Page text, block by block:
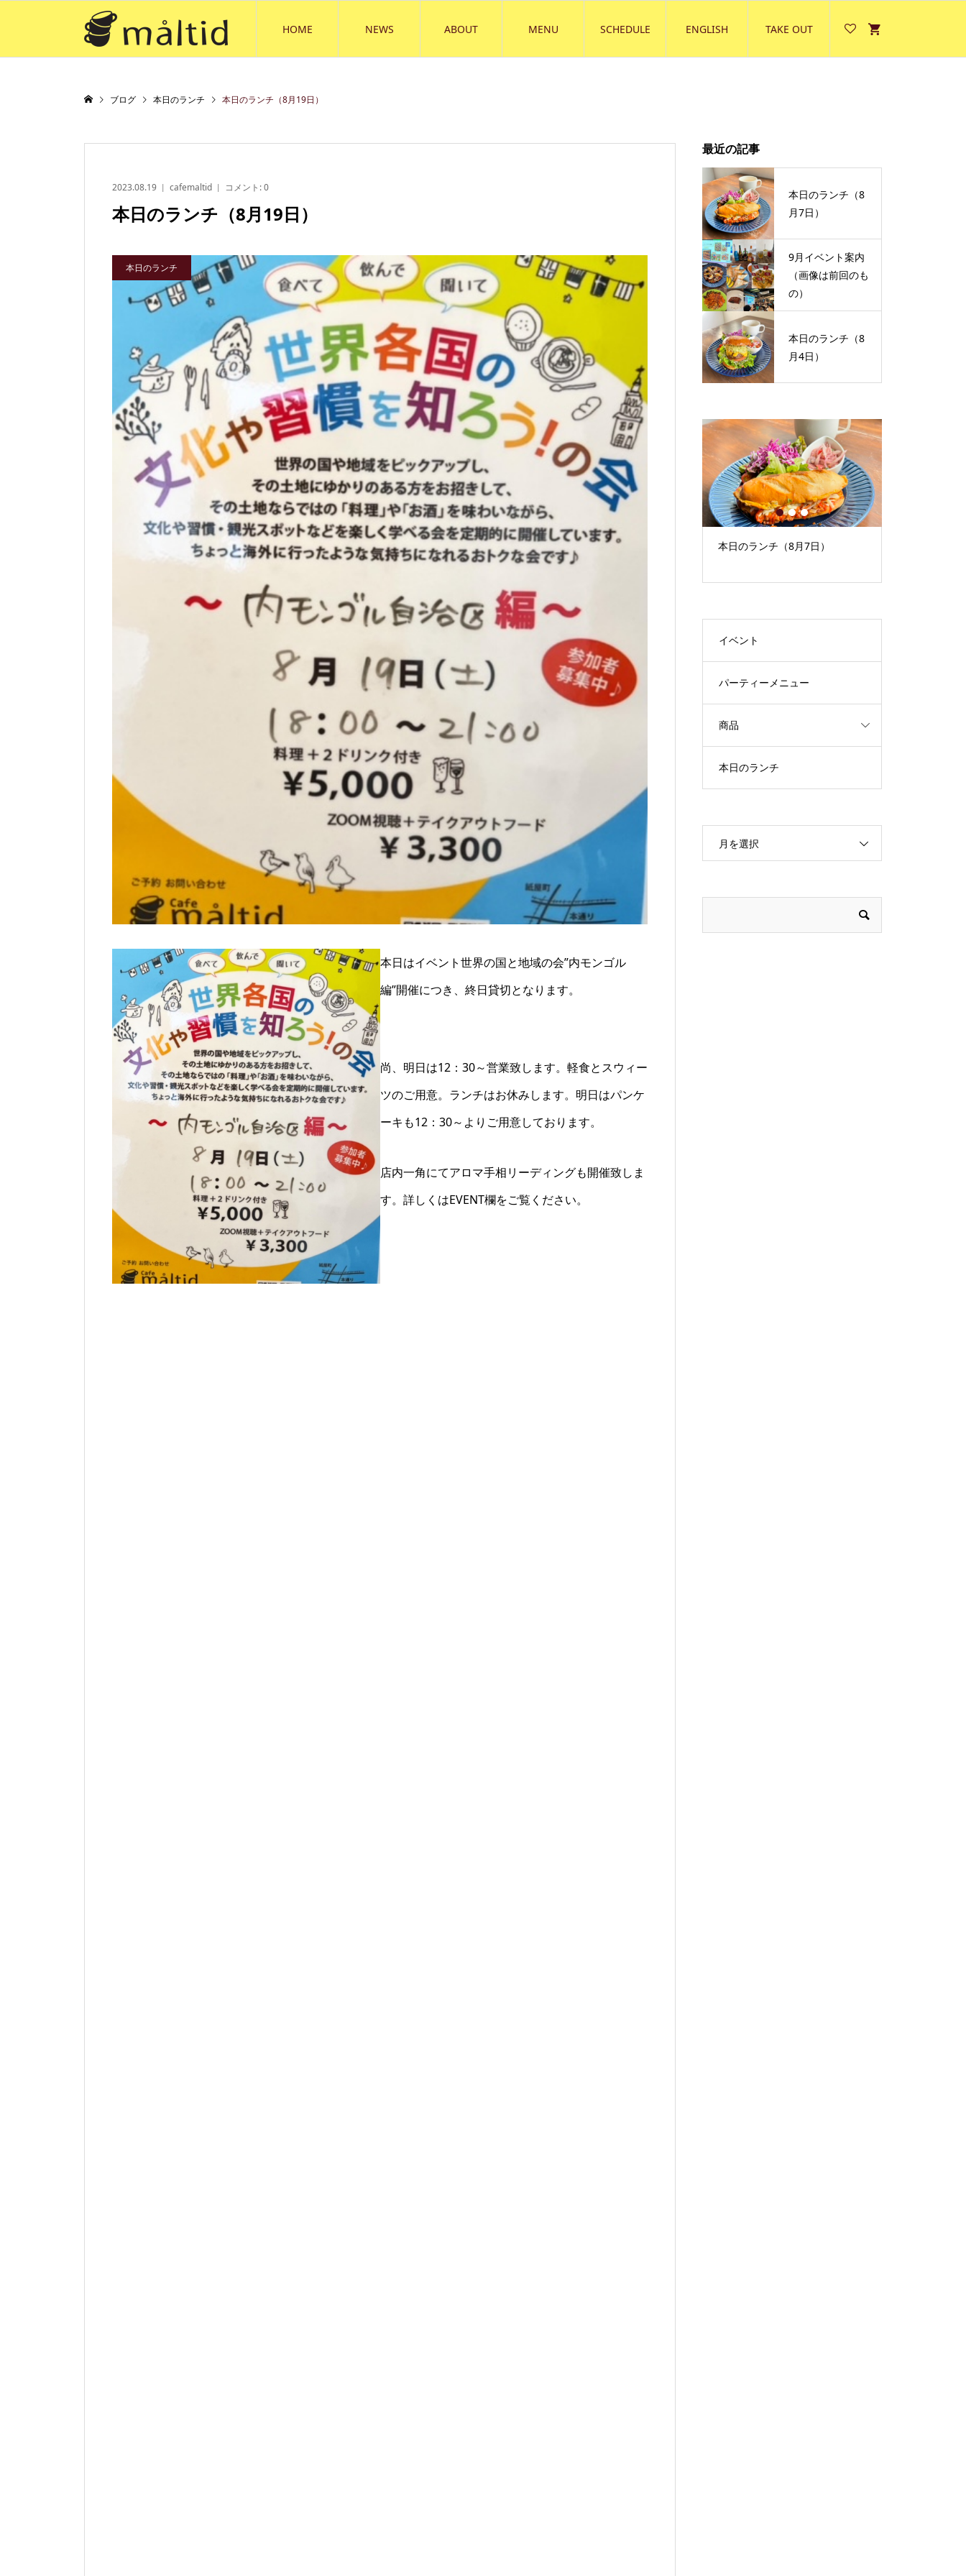
HOME NEWS ABOUT MENU SCHEDULE ENGLISH TAKE OUT
ブログ 本日のランチ 本日のランチ（8月19日）
2023.08.19 cafemaltid コメント:0
本日のランチ（8月19日）
本日のランチ
本日はイベント世界の国と地域の会”内モンゴル
編”開催につき、終日貸切となります。
尚、明日は12：30～営業致します。軽食とスウィー
ツのご用意。ランチはお休みします。明日はパンケ
ーキも12：30～よりご用意しております。
店内一角にてアロマ手相リーディングも開催致しま
す。詳しくはEVENT欄をご覧ください。
最近の記事
本日のランチ（8
月7日）
9月イベント案内
（画像は前回のも
の）
本日のランチ（8
月4日）
本日のランチ（8月4日） 本日のランチ（8月7日）
1 2 3
イベント
パーティーメニュー
商品
本日のランチ
月を選択